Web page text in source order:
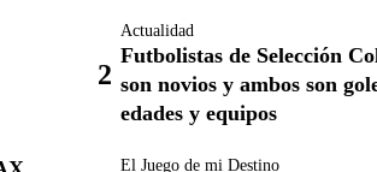
Actualidad
Futbolistas de Selección
son novios y ambos son
edades y equipos
El Juego de mi Destino